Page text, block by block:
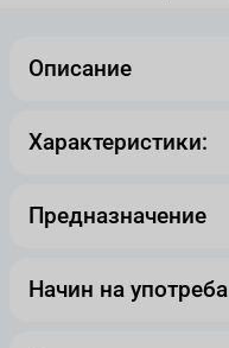
Описание
Характеристики:
Предназначение
Начин на употреба